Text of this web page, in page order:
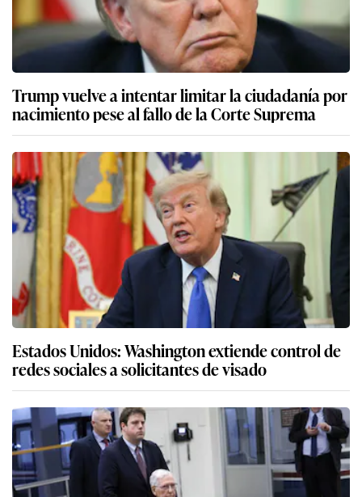
Trump vuelve a intentar limitar la ciudadanía por
nacimiento pese al fallo de la Corte Suprema
Estados Unidos: Washington extiende control de
redes sociales a solicitantes de visado